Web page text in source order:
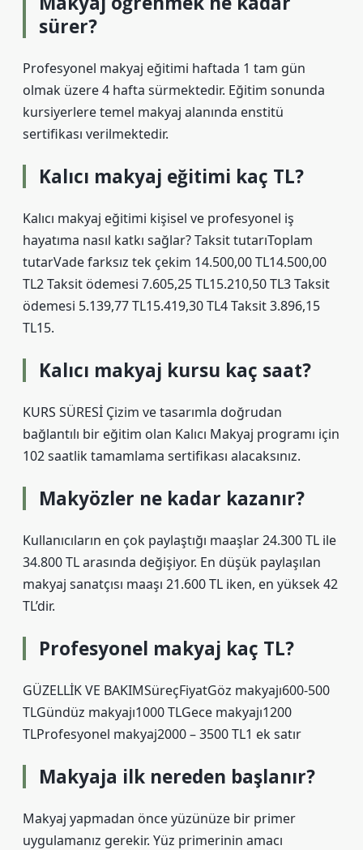
sürer?
Profesyonel makyaj eğitimi haftada 1 tam gün
olmak üzere 4 hafta sürmektedir. Eğitim sonunda
kursiyerlere temel makyaj alanında enstitü
sertifikası verilmektedir.
Kalıcı makyaj eğitimi kaç TL?
Kalıcı makyaj eğitimi kişisel ve profesyonel iş
hayatıma nasıl katkı sağlar? Taksit tutarıToplam
tutarVade farksız tek çekim 14.500,00 TL14.500,00
TL2 Taksit ödemesi 7.605,25 TL15.210,50 TL3 Taksit
ödemesi 5.139,77 TL15.419,30 TL4 Taksit 3.896,15
TL15.
Kalıcı makyaj kursu kaç saat?
KURS SÜRESİ Çizim ve tasarımla doğrudan
bağlantılı bir eğitim olan Kalıcı Makyaj programı için
102 saatlik tamamlama sertifikası alacaksınız.
Makyözler ne kadar kazanır?
Kullanıcıların en çok paylaştığı maaşlar 24.300 TL ile
34.800 TL arasında değişiyor. En düşük paylaşılan
makyaj sanatçısı maaşı 21.600 TL iken, en yüksek 42
TL’dir.
Profesyonel makyaj kaç TL?
GÜZELLİK VE BAKIMSüreçFiyatGöz makyajı600-500
TLGündüz makyajı1000 TLGece makyajı1200
TLProfesyonel makyaj2000 – 3500 TL1 ek satır
Makyaja ilk nereden başlanır?
Makyaj yapmadan önce yüzünüze bir primer
uygulamanız gerekir. Yüz primerinin amacı